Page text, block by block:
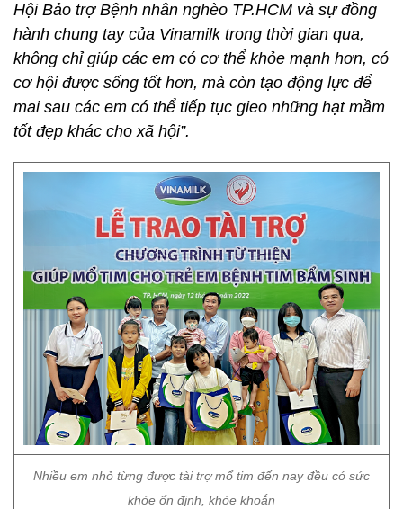
Hội Bảo trợ Bệnh nhân nghèo TP.HCM và sự đồng
hành chung tay của Vinamilk trong thời gian qua,
không chỉ giúp các em có cơ thể khỏe mạnh hơn, có
cơ hội được sống tốt hơn, mà còn tạo động lực để
mai sau các em có thể tiếp tục gieo những hạt mầm
tốt đẹp khác cho xã hội”.
Nhiều em nhỏ từng được tài trợ mổ tim đến nay đều có sức
khỏe ổn định, khỏe khoắn